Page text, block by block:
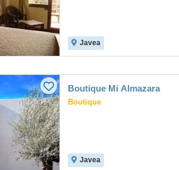
Javea
Boutique Mi Almazara
Boutique
Javea